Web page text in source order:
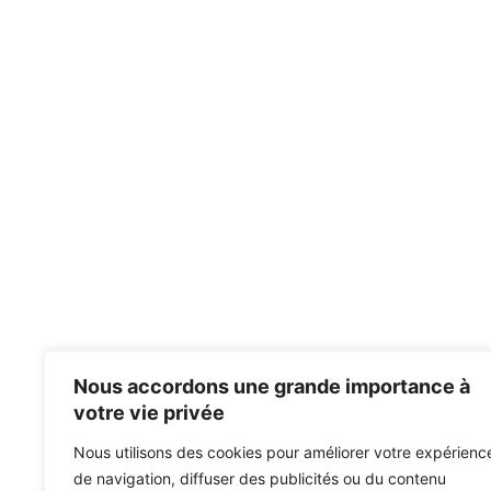
Nous accordons une grande importance à
votre vie privée
Nous utilisons des cookies pour améliorer votre
de navigation, diffuser des publicités ou du contenu